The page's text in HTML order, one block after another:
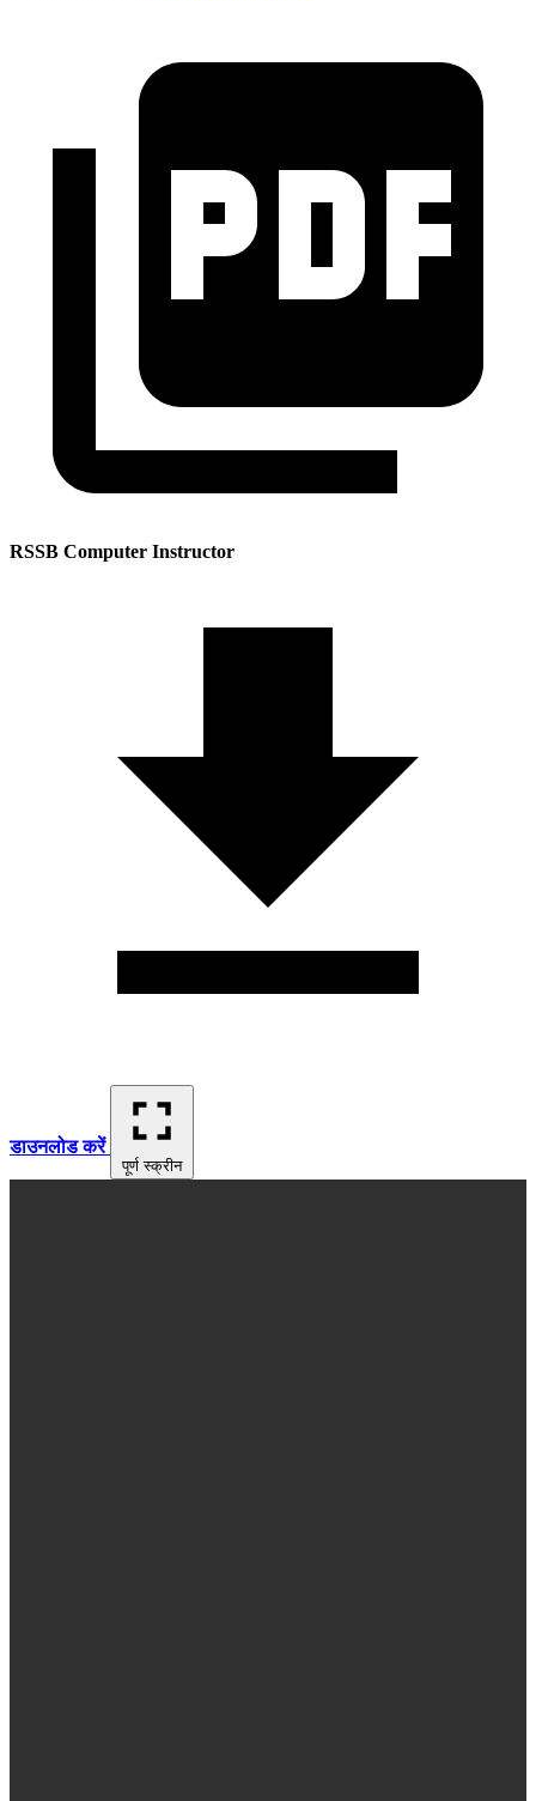
RSSB Computer Instructor
डाउनलोड करें
पूर्ण स्क्रीन